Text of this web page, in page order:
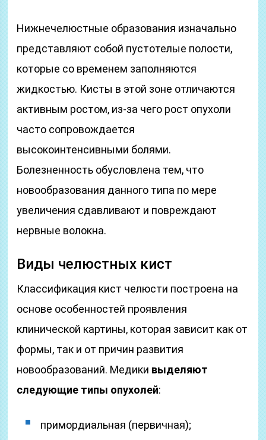
Нижнечелюстные образования изначально
представляют собой пустотелые полости,
которые со временем заполняются
жидкостью. Кисты в этой зоне отличаются
активным ростом, из-за чего рост опухоли
часто сопровождается
высокоинтенсивными болями.
Болезненность обусловлена тем, что
новообразования данного типа по мере
увеличения сдавливают и повреждают
нервные волокна.
Виды челюстных кист
Классификация кист челюсти построена на
основе особенностей проявления
клинической картины, которая зависит как от
формы, так и от причин развития
новообразований. Медики выделяют
следующие типы опухолей:
примордиальная (первичная);